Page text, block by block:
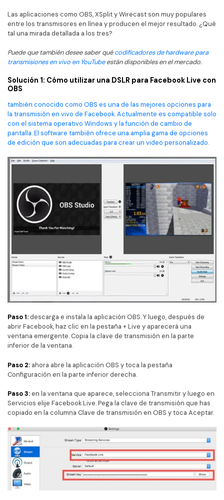
Las aplicaciones como OBS, XSplit y Wirecast son muy populares
entre los transmisores en línea y producen el mejor resultado. ¿Qué
tal una mirada detallada a los tres?
Puede que también desee saber quécodificadores de hardware para
transmisiones en vivo en YouTubeestán disponibles en el mercado.
Solución 1: Cómo utilizar una DSLR para Facebook Live con
OBS
también conocido como OBS es una de las mejores opciones para
la transmisión en vivo de Facebook. Actualmente es compatible solo
con el sistema operativo Windows y la función de cambio de
pantalla. El software también ofrece una amplia gama de opciones
de edición que son adecuadas para crear un video personalizado.
Paso 1: descarga e instala la aplicación OBS. Y luego, después de
abrir Facebook, haz clic en la pestaña + Live y aparecerá una
ventana emergente. Copia la clave de transmisión en la parte
inferior de la ventana.
Paso 2: ahora abre la aplicación OBS y toca la pestaña
Configuración en la parte inferior derecha.
Paso 3: en la ventana que aparece, selecciona Transmitir y luego en
Servicios elije Facebook Live. Pega la clave de transmisión que has
copiado en la columna Clave de transmisión en OBS y toca Aceptar.